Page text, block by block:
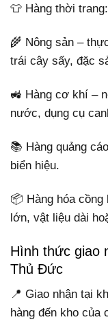
👕 Hàng thời
🌾 Nông sản –
trái cây sấy, đặc
🚜 Hàng cơ khí –
nước, dụng cụ
📚 Hàng quảng
biển hiệu.
📦 Hàng hóa cồng
lớn, vật liệu dài
Hình thức giao
Thủ Đức
📍 Giao nhận tại
hàng đến kho của